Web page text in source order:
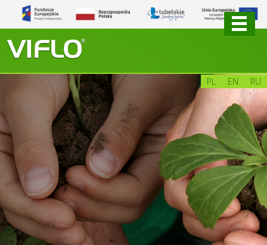
PL EN RU